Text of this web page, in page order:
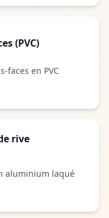
(PVC)
faces en PVC
rive
aluminium laqué